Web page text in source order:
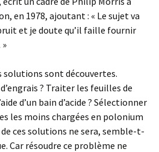
en 1978, ajoutant : « Le sujet va
et je doute qu’il faille fournir
solutions sont découvertes.
? Traiter les feuilles de
d’un bain d’acide ? Sélectionner
les moins chargées en polonium
de ces solutions ne sera, semble-t-
Car résoudre ce problème ne